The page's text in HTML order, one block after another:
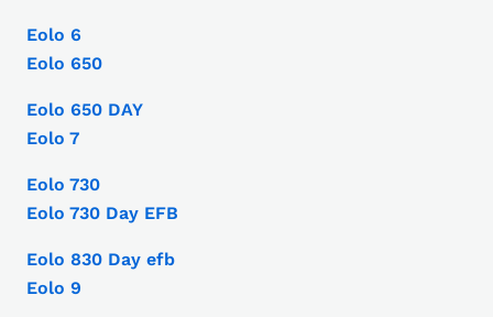
Eolo 6
Eolo 650
Eolo 650 DAY
Eolo 7
Eolo 730
Eolo 730 Day EFB
Eolo 830 Day efb
Eolo 9